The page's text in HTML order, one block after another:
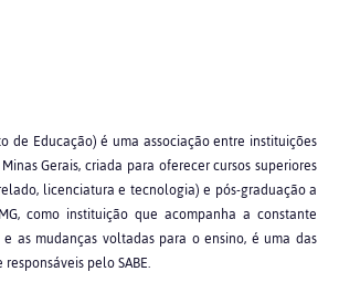
de Educação) é uma associação entre instituições
Gerais, criada para oferecer cursos superiores
licenciatura e tecnologia) e pós-graduação a
como instituição que acompanha a constante
as mudanças voltadas para o ensino, é uma das
pelo SABE.